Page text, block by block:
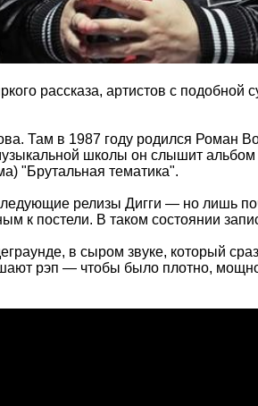
рассказа, артистов с
Там в 1987 году родился
школы он слышит
"Брутальная тематика".
релизы Дигги — но лишь
к постели. В таком состоянии
в сыром звуке, который
рэп — чтобы было плотно,